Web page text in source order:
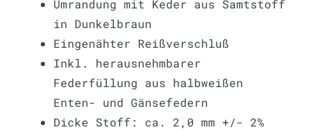
Umrandung mit Keder aus Samtstoff
in Dunkelbraun
Eingenähter Reißverschluß
Inkl. herausnehmbarer
Federfüllung aus halbweißen
Enten- und Gänsefedern
Dicke Stoff: ca. 2,0 mm +/- 2%